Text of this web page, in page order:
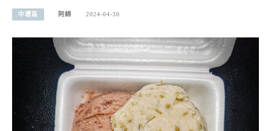
中壢區 阿綿 2024-04-30